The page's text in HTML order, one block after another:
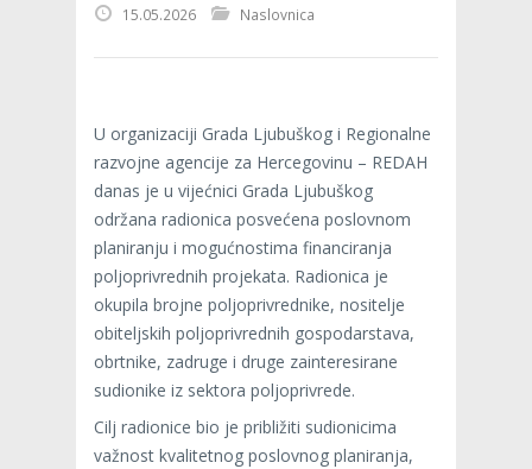
15.05.2026 Naslovnica
U organizaciji Grada Ljubuškog i Regionalne
razvojne agencije za Hercegovinu – REDAH
danas je u vijećnici Grada Ljubuškog
održana radionica posvećena poslovnom
planiranju i mogućnostima financiranja
poljoprivrednih projekata. Radionica je
okupila brojne poljoprivrednike, nositelje
obiteljskih poljoprivrednih gospodarstava,
obrtnike, zadruge i druge zainteresirane
sudionike iz sektora poljoprivrede.
Cilj radionice bio je približiti sudionicima
važnost kvalitetnog poslovnog planiranja,